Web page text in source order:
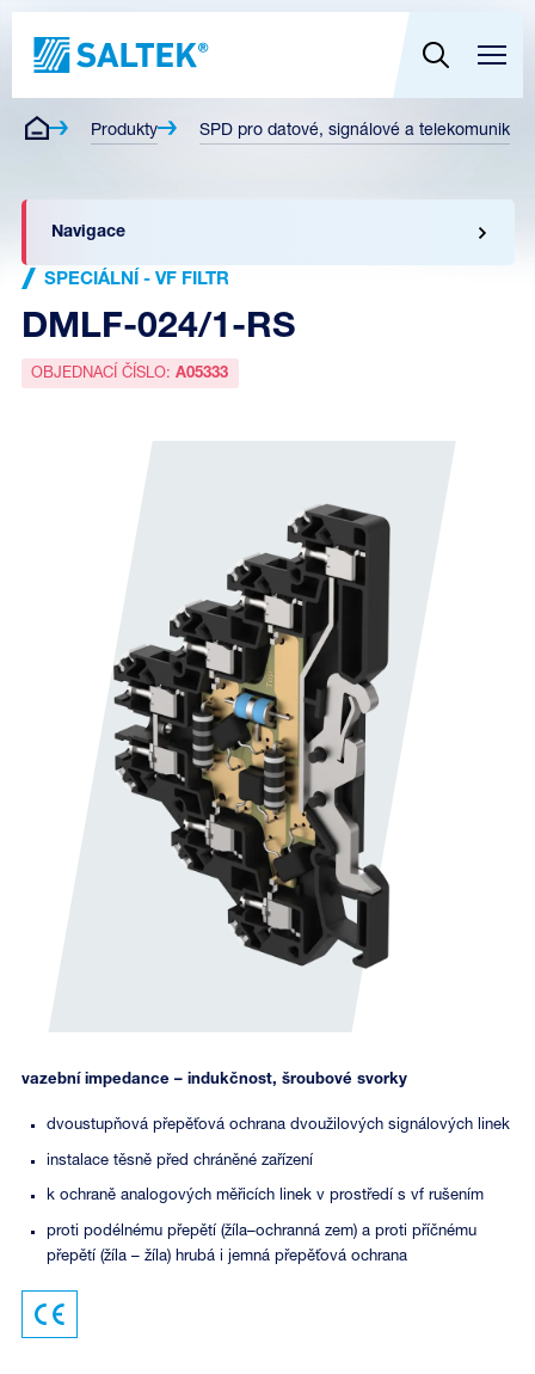
Produkty SPD pro datové, signálové a
Navigace
SPECIÁLNÍ - VF FILTR
DMLF-024/1-RS
OBJEDNACÍ ČÍSLO:A05333
vazební impedance – indukčnost, šroubové svorky
dvoustupňová přepěťová ochrana dvoužilových signálových linek
instalace těsně před chráněné zařízení
k ochraně analogových měřicích linek v prostředí s vf rušením
proti podélnému přepětí (žíla–ochranná zem) a proti příčnému
přepětí (žíla – žíla) hrubá i jemná přepěťová ochrana